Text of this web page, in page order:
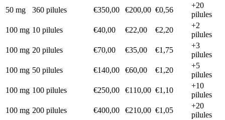
50 mg
360 pilules €350,00 €200,00 €0,56
+20
pilules
100 mg 10 pilules €40,00 €22,00 €2,20
+2
pilules
100 mg 20 pilules €70,00 €35,00 €1,75
+3
pilules
100 mg 50 pilules €140,00 €60,00 €1,20
+5
pilules
100 mg 100 pilules €250,00 €110,00 €1,10
+10
pilules
100 mg 200 pilules €400,00 €210,00 €1,05
+20
pilules